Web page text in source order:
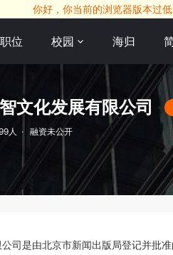
你好，你当前的浏览器版本过
职位 校园 海归
文化发展有限公司
人 · 融资未公开
司是由北京市新闻出版局登记并批